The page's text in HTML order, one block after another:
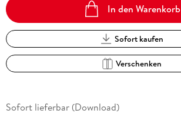
In den Warenkorb
Sofort kaufen
Verschenken
Sofort lieferbar (Download)